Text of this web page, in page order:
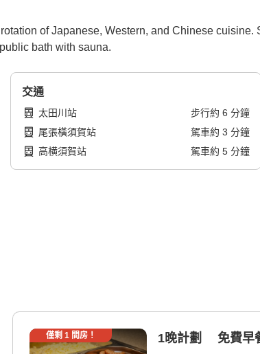
of Japanese, Western, and Chinese
bath with sauna.
交通
太田川站 步行約 6 分鐘
尾張橫須賀站
駕車約 3 分鐘
高横須賀站
駕車約 5分鐘
僅剩 1間房！ 1晚計劃 免費早